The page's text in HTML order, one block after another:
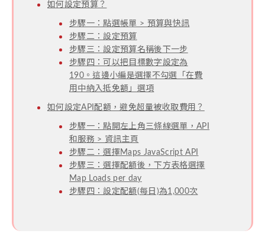
如何設定預算？
步驟一：點選帳單 > 預算與快訊
步驟二：設定預算
步驟三：設定預算名稱後下一步
步驟四：可以把目標數字設定為
190。這邊小編是選擇不勾選「在費
用中納入抵免額」選項
如何設定API配額，避免超量被收取費用？
步驟一：點開左上角三條線選單，API
和服務 > 資訊主頁
步驟二：選擇Maps JavaScript API
步驟三：選擇配額後，下方表格選擇
Map Loads per day
步驟四：設定配額(每日)為1,000次